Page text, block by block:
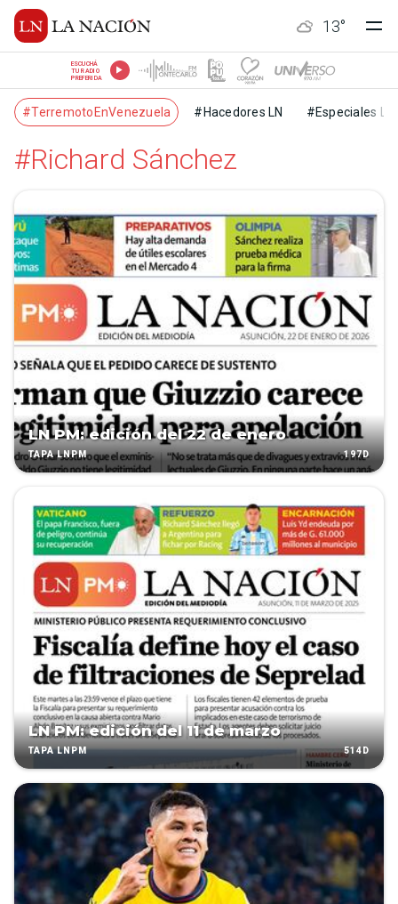
13°
ESCUCHÁ
TU RADIO
PREFERIDA
#TerremotoEnVenezuela #Hacedores LN #Especiales LN
#Richard Sánchez
LN PM: edición del 22 de enero
TAPA LNPM 197D
LN PM: edición del 11 de marzo
TAPA LNPM 514D